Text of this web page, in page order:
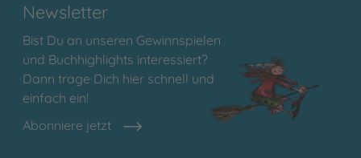
Newsletter
Bist Du an unseren Gewinnspielen
und Buchhighlights interessiert?
Dann trage Dich hier schnell und
einfach ein!
Abonniere jetzt